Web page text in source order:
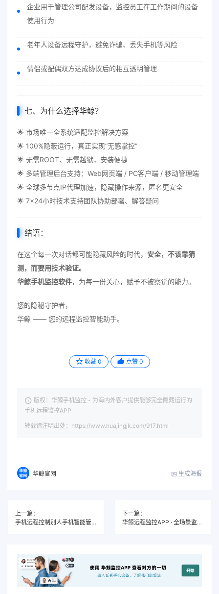
企业用于管理公司配发设备，监控员工在工作期间的设备
使用行为
老年人设备远程守护，避免诈骗、丢失手机等风险
情侣或配偶双方达成协议后的相互透明管理
七、为什么选择华鲸？
🌟 市场唯一全系统适配监控解决方案
🌟 100%隐蔽运行，真正实现“无感掌控”
🌟 无需ROOT、无需越狱，安装便捷
🌟 多端管理后台支持：Web网页端 / PC客户端 / 移动管理端
🌟 全球多节点IP代理加速，隐藏操作来源，匿名更安全
🌟 7×24小时技术支持团队协助部署、解答疑问
结语：
在这个每一次对话都可能隐藏风险的时代， 安全，不该靠猜
测，而要用技术验证。
华鲸手机监控软件，为每一份关心，赋予不被察觉的能力。
您的隐秘守护者，
华鲸 —— 您的远程监控智能助手。
收藏 0 点赞 0
版权：华鲸手机监控 - 为海内外客户提供能够完全隐藏运行的
手机远程监控APP
转载请注明出处：https://www.huajingjk.com/917.html
华鲸官网 生成海报
上一篇：
手机远程控制别人手机智能管理解决方案
下一篇：
华鲸远程监控APP · 全场景监控手机一切内容解决方案